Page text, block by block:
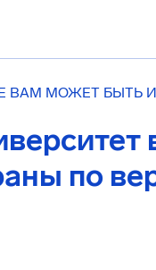
ВАМ МОЖЕТ БЫТЬ
по